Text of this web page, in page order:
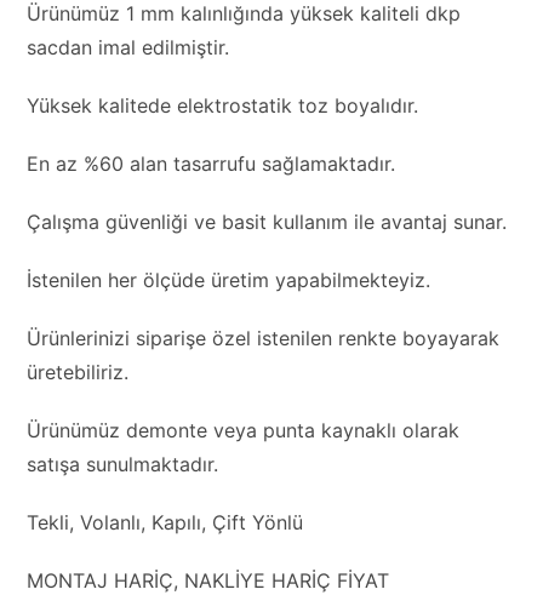
Ürünümüz 1 mm kalınlığında yüksek kaliteli dkp
sacdan imal edilmiştir.
Yüksek kalitede elektrostatik toz boyalıdır.
En az %60 alan tasarrufu sağlamaktadır.
Çalışma güvenliği ve basit kullanım ile avantaj sunar.
İstenilen her ölçüde üretim yapabilmekteyiz.
Ürünlerinizi siparişe özel istenilen renkte boyayarak
üretebiliriz.
Ürünümüz demonte veya punta kaynaklı olarak
satışa sunulmaktadır.
Tekli, Volanlı, Kapılı, Çift Yönlü
MONTAJ HARİÇ, NAKLİYE HARİÇ FİYAT